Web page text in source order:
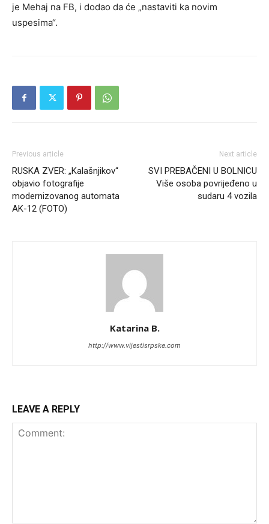
je Mehaj na FB, i dodao da će „nastaviti ka novim
uspesima“.
Previous article
RUSKA ZVER: „Kalašnjikov“
objavio fotografije
modernizovanog automata
AK-12 (FOTO)
Next article
SVI PREBAČENI U BOLNICU
Više osoba povrijeđeno u
sudaru 4 vozila
Katarina B.
http://www.vijestisrpske.com
LEAVE A REPLY